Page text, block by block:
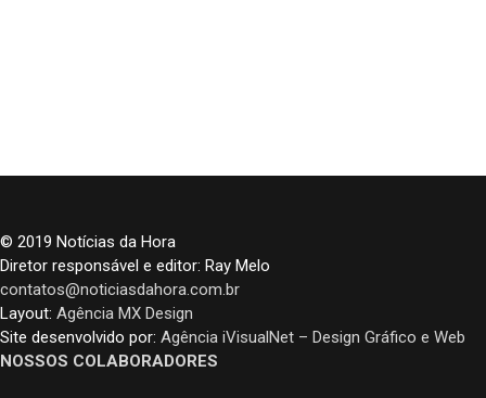
© 2019 Notícias da Hora
Diretor responsável e editor: Ray Melo
contatos@noticiasdahora.com.br
Layout: Agência MX Design
Site desenvolvido por: Agência iVisualNet – Design Gráfico e Web
NOSSOS COLABORADORES